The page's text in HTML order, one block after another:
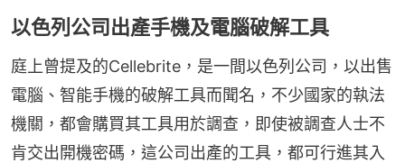
以色列公司出產手機及電腦破解工具
庭上曾提及的Cellebrite，是一間以色列公司，以出售
電腦、智能手機的破解工具而聞名，不少國家的執法
機關，都會購買其工具用於調查，即使被調查人士不
肯交出開機密碼，這公司出產的工具，都可行進其入